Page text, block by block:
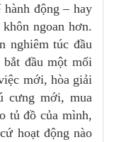
động – hay
ngoan hơn.
nghiêm túc đầu
đầu một mối
mới, hòa giải
cưng mới, mua
tủ đồ của mình,
hoạt động nào